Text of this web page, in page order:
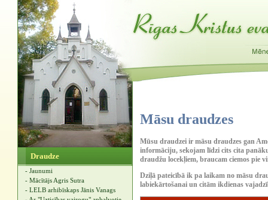
Draudze
- Jaunumi
- Mācītājs Agris Sutra
- LELB arhibīskaps Jānis Vanags
Māsu draudzes
Mūsu draudzei ir māsu draudzes gan
informāciju, sekojam līdzi cits cita
draudžu locekļiem, braucam ciemos pie
Dziļā pateicībā ik pa laikam no māsu
labiekārtošanai un citām ikdienas